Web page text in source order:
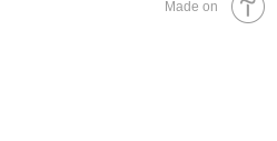
Made on